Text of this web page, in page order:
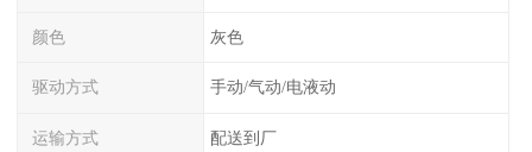
颜色 灰色
驱动方式 手动/气动/电液动
运输方式 配送到厂